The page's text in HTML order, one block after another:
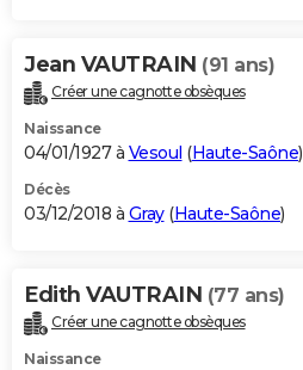
Jean VAUTRAIN (91 ans)
Créer une cagnotte obsèques
Naissance
04/01/1927 à Vesoul (Haute-Saône)
Décès
03/12/2018 à Gray(Haute-Saône)
Edith VAUTRAIN (77 ans)
Créer une cagnotte obsèques
Naissance